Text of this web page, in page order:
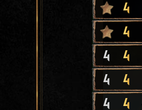
4
4
4 4
4 4
4 4